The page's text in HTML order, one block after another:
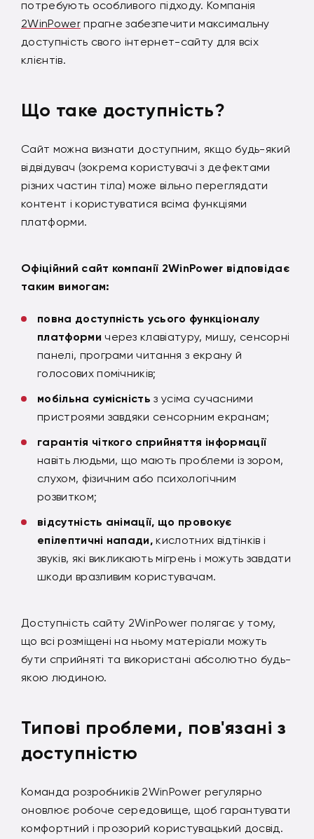
потребують особливого підходу. Компанія
2WinPowerпрагне забезпечити максимальну
доступність свого інтернет-сайту для всіх
клієнтів.
Що таке доступність?
Сайт можна визнати доступним, якщо будь-який
відвідувач (зокрема користувачі з дефектами
різних частин тіла) може вільно переглядати
контент і користуватися всіма функціями
платформи.
Офіційний сайт компанії 2WinPower відповідає
таким вимогам:
повна доступність усього функціоналу
платформи через клавіатуру, мишу, сенсорні
панелі, програми читання з екрану й
голосових помічників;
мобільна сумісністьз усіма сучасними
пристроями завдяки сенсорним екранам;
гарантія чіткого сприйняття інформації
навіть людьми, що мають проблеми із зором,
слухом, фізичним або психологічним
розвитком;
відсутність анімації, що провокує
епілептичні напади,кислотних відтінків і
звуків, які викликають мігрень і можуть завдати
шкоди вразливим користувачам.
Доступність сайту 2WinPower полягає у тому,
що всі розміщені на ньому матеріали можуть
бути сприйняті та використані абсолютно будь-
якою людиною.
Типові проблеми, пов'язані з
доступністю
Команда розробників 2WinPower регулярно
оновлює робоче середовище, щоб гарантувати
комфортний і прозорий користувацький досвід.